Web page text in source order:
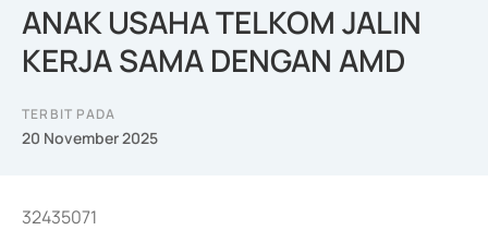
ANAK USAHA TELKOM JALIN
KERJA SAMA DENGAN AMD
TERBIT PADA
20 November 2025
32435071